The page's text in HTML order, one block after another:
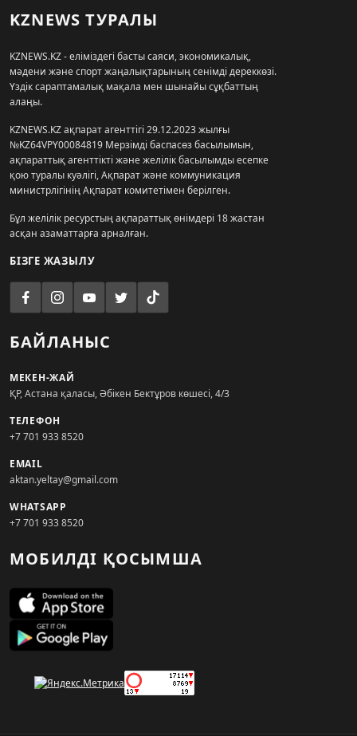
KZNEWS ТУРАЛЫ
KZNEWS.KZ - еліміздегі басты саяси, экономикалық,
мәдени және спорт жаңалықтарының сенімді дереккөзі.
Үздік сараптамалық мақала мен шынайы сұқбаттың
алаңы.
KZNEWS.KZ ақпарат агенттігі 29.12.2023 жылғы
№KZ64VPY00084819 Мерзімді баспасөз басылымын,
ақпараттық агенттікті және желілік басылымды есепке
қою туралы куәлігі, Ақпарат және коммуникация
министрлігінің Ақпарат комитетімен берілген.
Бұл желілік ресурстың ақпараттық өнімдері 18 жастан
асқан азаматтарға арналған.
БІЗГЕ ЖАЗЫЛУ
БАЙЛАНЫС
МЕКЕН-ЖАЙ
ҚР, Астана қаласы, Әбікен Бектұров көшесі, 4/3
ТЕЛЕФОН
+7 701 933 8520
EMAIL
aktan.yeltay@gmail.com
WHATSAPP
+7 701 933 8520
МОБИЛДІ ҚОСЫМША